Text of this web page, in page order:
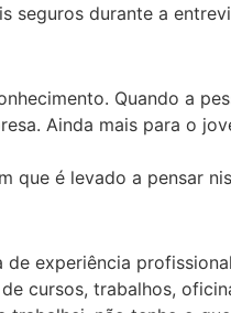
seguros durante a
Quando a
Ainda mais para o
que é levado a pensar
experiência
cursos, trabalhos,